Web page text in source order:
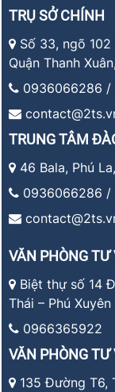
TRỤ SỞ CHÍNH
Số 33, ngõ
Quận Thanh
0936066286
TRUNG TÂM
46 Bala, Phú
0936066286
VĂN PHÒNG
Biệt thự số 14
Thái – Phú
0966365922
VĂN PHÒNG
135 Đường T6,